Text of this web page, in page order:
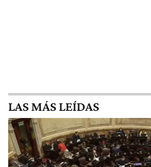
LAS MÁS LEÍDAS